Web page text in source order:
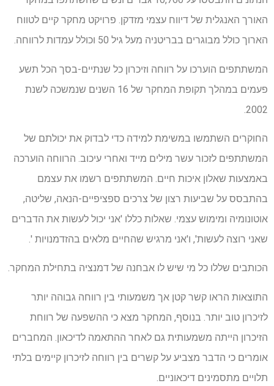
האורך האנגלית של דיווח עצמי מזדקן. פרויקט מחקר קיים לטווח
הארוך כולל מבוגרים בבריטניה מעל גיל 50 וכולל עמדות לרווחה.
המשתתפים הוערכו על רווחה וזיכרון כל שנתיים-בסך הכל תשע
פעמים במהלך תקופת המחקר של 16 השנים שנמשכה לשנת
2002.
החוקרים השתמשו במשימת למידה כדי לבדוק את יכולתם של
המשתתפים לזכור עשר מילים מייד ואחרי עיכוב. הרווחה הוערכה
באמצעות שאלון איכות חיים. המשתתפים רשמו את עצמם
בהתבסס על שביעות רצון של צרכים ספציפיים-הנאה, שליטה,
אוטונומיה ומימוש עצמי. שאלות כללו 'אני יכול לעשות את הדברים
שאני רוצה לעשות', ו'אני מרגיש שהחיים מלאים בהזדמנויות '.
הכותבים שללו כל מי שיש לו אבחנה של דמנציה בתחילת המחקר.
התוצאות הראו קשר קטן אך משמעותי בין רווחה גבוהה יותר
לזיכרון טוב יותר. בנוסף, המחקר מצא כי ההשפעה של רווחת
הזיכרון הייתה משמעותית גם לאחר ההתאמה לדיכאון. המחברים
אומרים כי הדבר מצביע על קשרים בין רווחה לזיכרון קיימים בלתי
תלויים מתסמינים דיכאוניים.